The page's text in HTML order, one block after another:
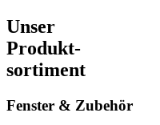
Unser
Produkt-
sortiment
Fenster & Zubehör